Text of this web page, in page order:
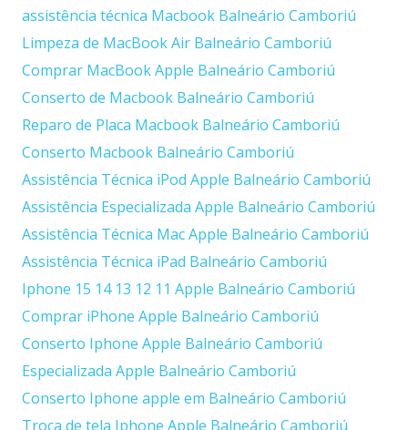
assistência técnica Macbook Balneário Camboriú
Limpeza de MacBook Air Balneário Camboriú
Comprar MacBook Apple Balneário Camboriú
Conserto de Macbook Balneário Camboriú
Reparo de Placa Macbook Balneário Camboriú
Conserto Macbook Balneário Camboriú
Assistência Técnica iPod Apple Balneário Camboriú
Assistência Especializada Apple Balneário Camboriú
Assistência Técnica Mac Apple Balneário Camboriú
Assistência Técnica iPad Balneário Camboriú
Iphone 15 14 13 12 11 Apple Balneário Camboriú
Comprar iPhone Apple Balneário Camboriú
Conserto Iphone Apple Balneário Camboriú
Especializada Apple Balneário Camboriú
Conserto Iphone apple em Balneário Camboriú
Troca de tela Iphone Apple Balneário Camboriú